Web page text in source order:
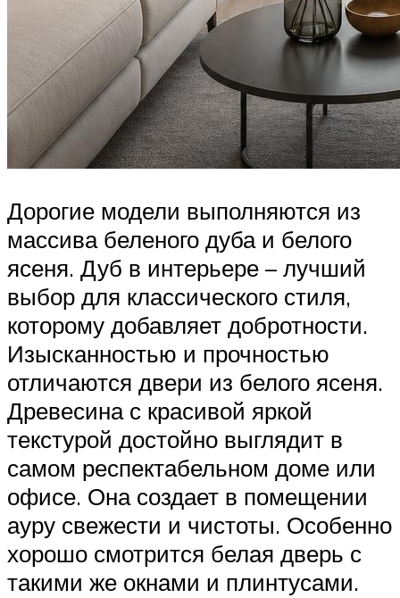
Дорогие модели выполняются из
массива беленого дуба и белого
ясеня. Дуб в интерьере – лучший
выбор для классического стиля,
которому добавляет добротности.
Изысканностью и прочностью
отличаются двери из белого ясеня.
Древесина с красивой яркой
текстурой достойно выглядит в
самом респектабельном доме или
офисе. Она создает в помещении
ауру свежести и чистоты. Особенно
хорошо смотрится белая дверь с
такими же окнами и плинтусами.